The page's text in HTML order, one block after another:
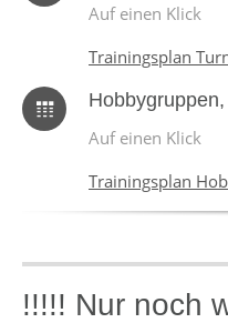
Auf einen Klick
Trainingsplan
Auf einen Klick
Trainingsplan
!!!!! Nur noch